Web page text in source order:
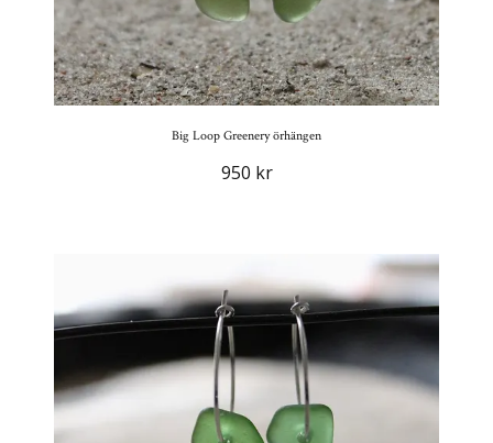
Big Loop Greenery örhängen
950 kr